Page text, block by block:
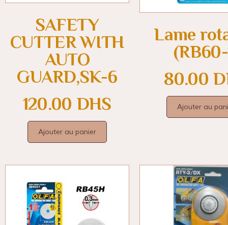
SAFETY
CUTTER WITH
AUTO
GUARD,SK-6
120.00 DHS
Ajouter au panier
Lame
80.00
Ajouter au